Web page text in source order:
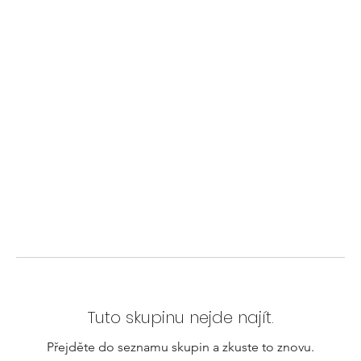
Tuto skupinu nejde najít.
Přejděte do seznamu skupin a zkuste to znovu.